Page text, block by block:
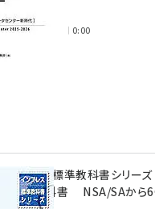
2025年11月28日 0:00
インプレス標準教科書シリー
続・5G教科書 NSA/SAから